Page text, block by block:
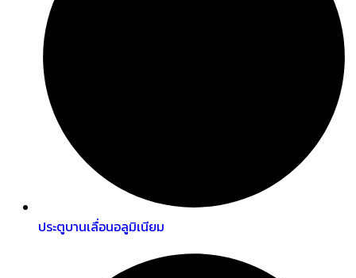
ประตูบานเลื่อนอลูมิเนียม